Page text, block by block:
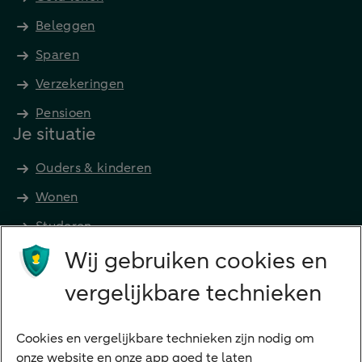
Beleggen
Sparen
Verzekeringen
Pensioen
Je situatie
Ouders & kinderen
Wonen
Studeren
Preferred Banking
Digitale diensten
Wij gebruiken cookies en
vergelijkbare technieken
Cookies en vergelijkbare technieken zijn nodig om
onze website en onze app goed te laten